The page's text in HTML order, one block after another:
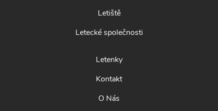
Letiště
Letecké společnosti
Letenky
Kontakt
O Nás